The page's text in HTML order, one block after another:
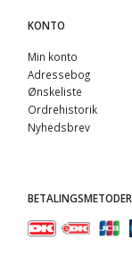
KONTO
Min konto
Adressebog
Ønskeliste
Ordrehistorik
Nyhedsbrev
BETALINGSMETODER